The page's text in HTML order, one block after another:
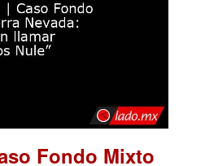
Fondo Mixto